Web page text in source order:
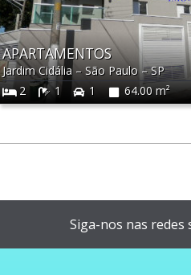
APARTAMENTOS
Jardim Cidália –São Paulo–SP
2
1 1 64.00 m²
Siga-nos nas redes